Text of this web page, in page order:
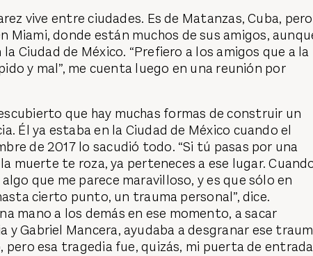
vive entre ciudades. Es de Matanzas, Cuba, pero
Miami, donde están muchos de sus amigos,
Ciudad de México. “Prefiero a los amigos que a la
y mal”, me cuenta luego en una reunión por
que hay muchas formas de construir un
Él ya estaba en la Ciudad de México cuando el
de 2017 lo sacudió todo. “Si tú pasas por una
muerte te roza, ya perteneces a ese lugar.
que me parece maravilloso, y es que sólo en
cierto punto, un trauma personal”, dice.
mano a los demás en ese momento, a sacar
y Gabriel Mancera, ayudaba a desgranar ese
esa tragedia fue, quizás, mi puerta de entrada